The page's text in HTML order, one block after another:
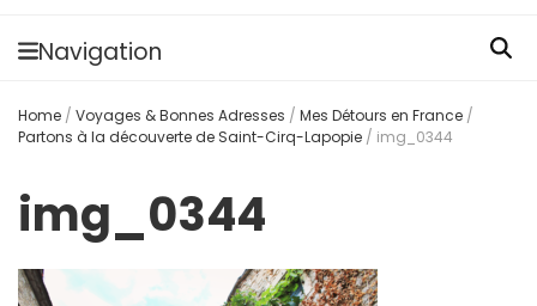
Navigation
Home / Voyages & Bonnes Adresses / Mes Détours en France /
Partons à la découverte de Saint-Cirq-Lapopie / img_0344
img_0344